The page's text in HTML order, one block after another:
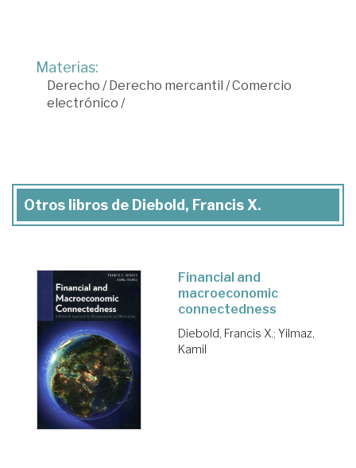
Materias:
Derecho /Derecho mercantil /Comercio
electrónico /
Otros libros de Diebold, Francis X.
Financial and
macroeconomic
connectedness
Diebold, Francis X.; Yilmaz,
Kamil